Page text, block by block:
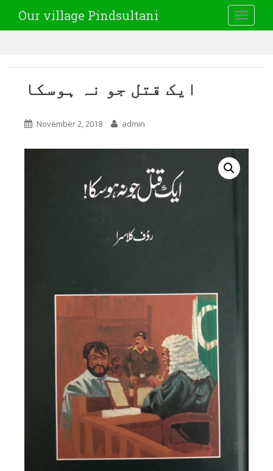
Our village Pindsultani
ایک قتل جو نہ ہوسکا
November 2, 2018 admin